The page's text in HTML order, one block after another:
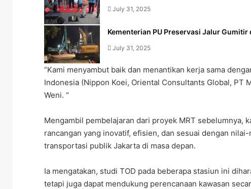
July 31, 2025
Kementerian PU Preservasi Jalur
July 31, 2025
“Kami menyambut baik dan menantikan kerja sama
Indonesia (Nippon Koei, Oriental Consultants Global, PT
Weni. “
Mengambil pembelajaran dari proyek MRT sebelumnya,
rancangan yang inovatif, efisien, dan sesuai dengan
transportasi publik Jakarta di masa depan.
Ia mengatakan, studi TOD pada beberapa stasiun ini
tetapi juga dapat mendukung perencanaan kawasan